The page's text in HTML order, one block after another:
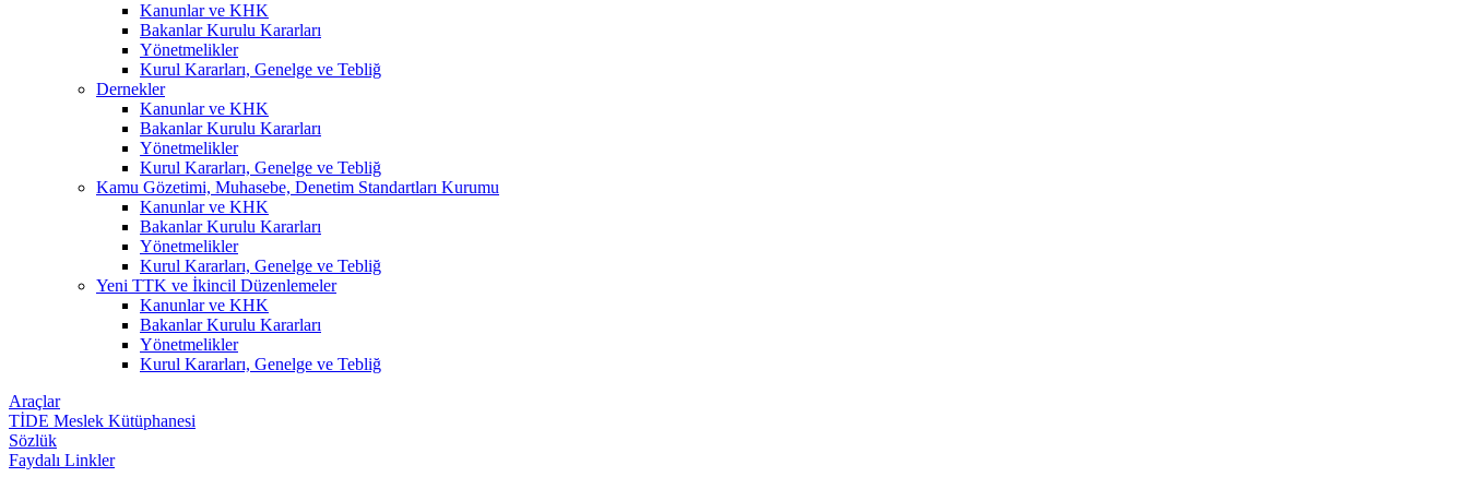
Kanunlar ve KHK
Bakanlar Kurulu Kararları
Yönetmelikler
Kurul Kararları, Genelge ve Tebliğ
Dernekler
Kanunlar ve KHK
Bakanlar Kurulu Kararları
Yönetmelikler
Kurul Kararları, Genelge ve Tebliğ
Kamu Gözetimi, Muhasebe, Denetim Standartları Kurumu
Kanunlar ve KHK
Bakanlar Kurulu Kararları
Yönetmelikler
Kurul Kararları, Genelge ve Tebliğ
Yeni TTK ve İkincil Düzenlemeler
Kanunlar ve KHK
Bakanlar Kurulu Kararları
Yönetmelikler
Kurul Kararları, Genelge ve Tebliğ
Araçlar
TİDE Meslek Kütüphanesi
Sözlük
Faydalı Linkler